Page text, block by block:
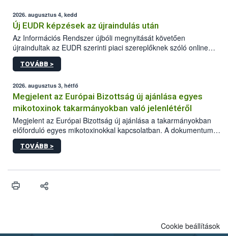
2026. augusztus 4, kedd
Új EUDR képzések az újraindulás után
Az Információs Rendszer újbóli megnyitását követően
újraindultak az EUDR szerinti piaci szereplőknek szóló online
képzések.
TOVÁBB >
2026. augusztus 3, hétfő
Megjelent az Európai Bizottság új ajánlása egyes
mikotoxinok takarmányokban való jelenlétéről
Megjelent az Európai Bizottság új ajánlása a takarmányokban
előforduló egyes mikotoxinokkal kapcsolatban. A dokumentum
2027-től új irányértékek alkalmazását írja elő, és a jelenleg
hatályos uniós ajánlások helyébe lép.
TOVÁBB >
Cookie beállítások